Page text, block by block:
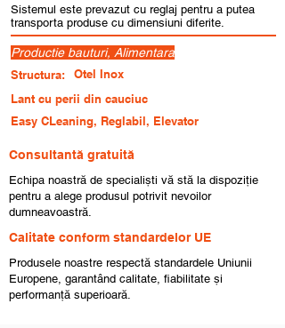
Sistemul este prevazut cu reglaj pentru a putea
transporta produse cu dimensiuni diferite.
Productie bauturi, Alimentara
Structura:
Otel Inox
Lant cu perii din cauciuc
Easy CLeaning, Reglabil, Elevator
Consultantă gratuită
Echipa noastră de specialiști vă stă la dispoziție
pentru a alege produsul potrivit nevoilor
dumneavoastră.
Calitate conform standardelor UE
Produsele noastre respectă standardele Uniunii
Europene, garantând calitate, fiabilitate și
performanță superioară.